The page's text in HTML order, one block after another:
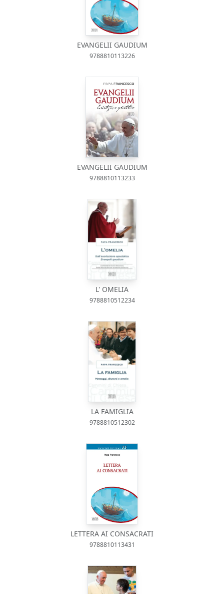
EVANGELII GAUDIUM
9788810113226
EVANGELII GAUDIUM
9788810113233
L' OMELIA
9788810512234
LA FAMIGLIA
9788810512302
LETTERA AI CONSACRATI
9788810113431